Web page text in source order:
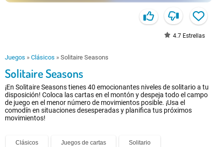
4.7 Estrellas
Juegos » Clásicos » Solitaire Seasons
Solitaire Seasons
¡En Solitaire Seasons tienes 40 emocionantes niveles de solitario a tu
disposición! Coloca las cartas en el montón y despeja todo el campo
de juego en el menor número de movimientos posible. ¡Usa el
comodín en situaciones desesperadas y planifica tus próximos
movimientos!
Clásicos Juegos de cartas Solitario